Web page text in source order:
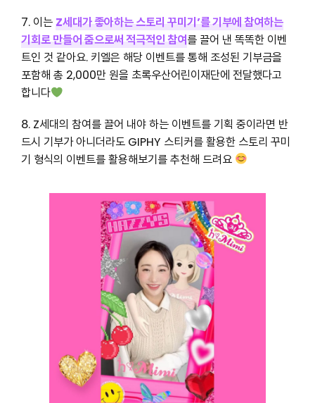
7. 이는Z세대가 좋아하는 스토리 꾸미기’를 기부에 참여하는
기회로 만들어 줌으로써 적극적인 참여를 끌어 낸 똑똑한 이벤
트인 것 같아요. 키엘은 해당 이벤트를 통해 조성된 기부금을
포함해 총 2,000만 원을 초록우산어린이재단에 전달했다고
합니다
8. Z세대의 참여를 끌어 내야 하는 이벤트를 기획 중이라면 반
드시 기부가 아니더라도 GIPHY 스티커를 활용한 스토리 꾸미
기 형식의 이벤트를 활용해보기를 추천해 드려요